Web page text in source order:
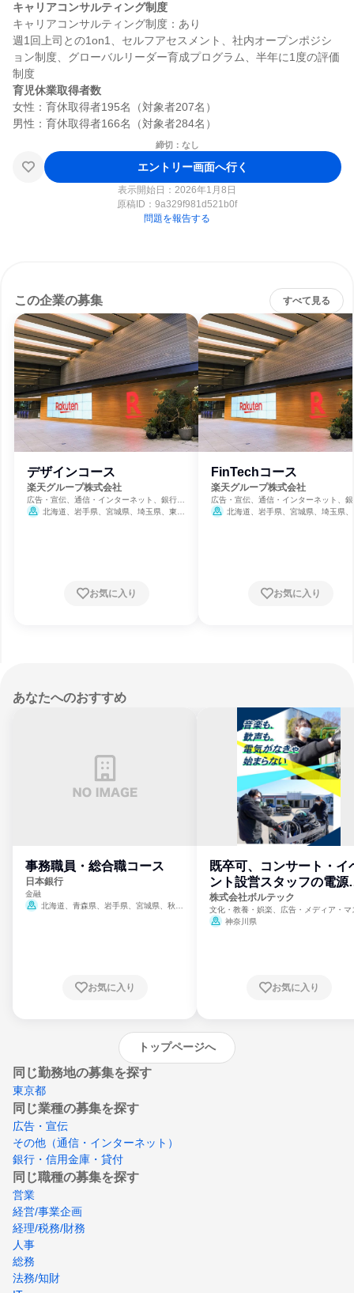
キャリアコンサルティング制度
キャリアコンサルティング制度：あり
週1回上司との1on1、セルフアセスメント、社内オープンポジシ
ョン制度、グローバルリーダー育成プログラム、半年に1度の評価
育児休業取得者数
女性：育休取得者195名（対象者207名）
締切：なし
エントリー画面へ行く
表示開始日：2026年1月8日
原稿ID： 9a329f981d521b0f
問題を報告する
この企業の募集 すべて見る
デザインコース
楽天グループ株式会社
広告・宣伝、通信・インターネット、銀行・
信用金庫・貸付
北海道、岩手県、宮城県、埼玉県、東京
お気に入り
FinTechコース
楽天グループ株式会社
広告・宣伝、通信・インターネット、
信用金庫・貸付
北海道、岩手県、宮城県、埼玉県
お気に入り
あなたへのおすすめ
事務職員・総合職コース
日本銀行
金融
北海道、青森県、岩手県、宮城県、秋田
崎県、熊本県、大分県、宮崎県、鹿児島県、
お気に入り
既卒可、コンサート・イ
ント設営スタッフの電源
門
株式会社ボルテック
文化・教養・娯楽、広告・メディア・マ
ミ、電力・ガス・水道・エネルギー
神奈川県
お気に入り
トップページへ
同じ勤務地の募集を探す
東京都
同じ業種の募集を探す
広告・宣伝
その他（通信・インターネット）
銀行・信用金庫・貸付
同じ職種の募集を探す
営業
経営/事業企画
経理/税務/財務
人事
総務
法務/知財